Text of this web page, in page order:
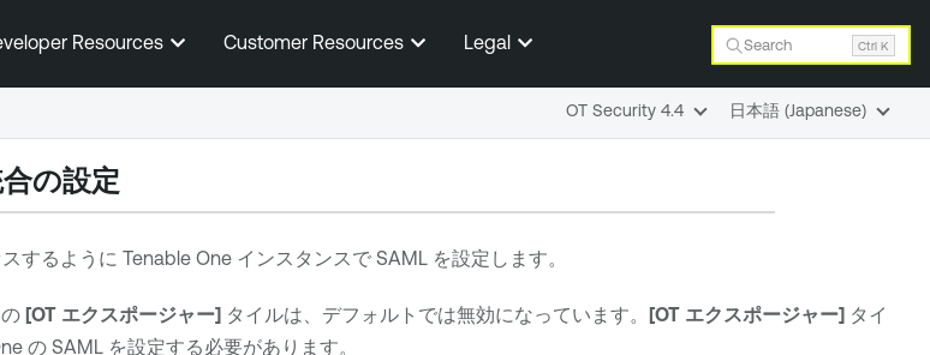
インコンテンツに移動する
Resources Customer Resources Legal Search Ctrl K
の設定
するように Tenable Oneインスタンスで SAML を設定します。
[OT エクスポージャー]タイルは、デフォルトでは無効になっています。 [OT エクスポージャー]タイ
の SAML を設定する必要があります。
OT Security 4.4 日本語 (Japanese)